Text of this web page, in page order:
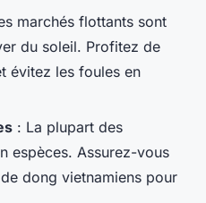
marchés flottants sont
du soleil. Profitez de
évitez les foules en
: La plupart des
espèces. Assurez-vous
dong vietnamiens pour